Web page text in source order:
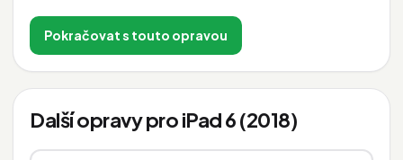
Pokračovat s touto opravou
Další opravy pro iPad 6 (2018)